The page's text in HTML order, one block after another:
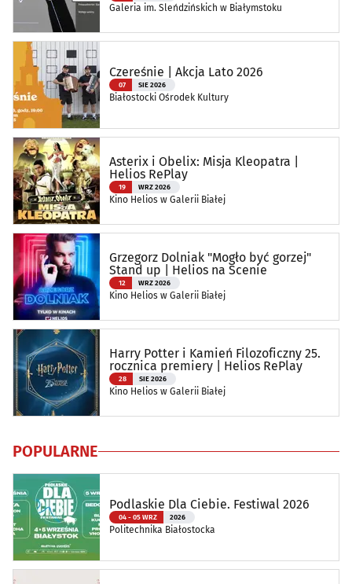
Galeria im. Sleńdzińskich w Białymstoku
Czereśnie | Akcja Lato 2026
07 SIE 2026
Białostocki Ośrodek Kultury
Asterix i Obelix: Misja Kleopatra |
Helios RePlay
19 WRZ 2026
Kino Helios w Galerii Białej
Grzegorz Dolniak "Mogło być gorzej"
Stand up | Helios na Scenie
12 WRZ 2026
Kino Helios w Galerii Białej
Harry Potter i Kamień Filozoficzny 25.
rocznica premiery | Helios RePlay
28 SIE 2026
Kino Helios w Galerii Białej
POPULARNE
Podlaskie Dla Ciebie. Festiwal 2026
04 - 05 WRZ 2026
Politechnika Białostocka